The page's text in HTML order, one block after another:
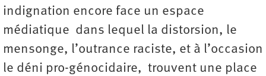
indignation encore face un espace
médiatique dans lequel la distorsion, le
mensonge, l’outrance raciste, et à l’occasion
le déni pro-génocidaire, trouvent une place